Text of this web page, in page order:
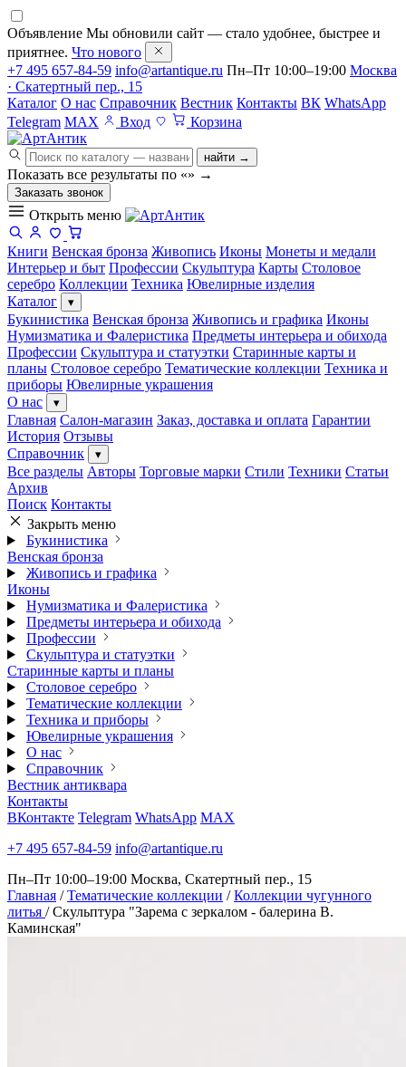
Объявление Мы обновили сайт — стало удобнее, быстрее и
приятнее. Что нового
+7 495 657-84-59 info@artantique.ru Пн–Пт 10:00–19:00 Москва
· Скатертный пер., 15
Каталог О нас Справочник Вестник Контакты ВК WhatsApp
Telegram MAX Вход Корзина
найти →
Показать все результаты по «» →
Заказать звонок
Открыть меню
Книги Венская бронза Живопись Иконы Монеты и медали
Интерьер и быт Профессии Скульптура Карты Столовое
серебро Коллекции Техника Ювелирные изделия
Каталог
▾
Букинистика Венская бронза Живопись и графика Иконы
Нумизматика и Фалеристика Предметы интерьера и обихода
Профессии Скульптура и статуэтки Старинные карты и
планы Столовое серебро Тематические коллекции Техника и
приборы Ювелирные украшения
О нас
▾
Главная Салон-магазин Заказ, доставка и оплата Гарантии
История Отзывы
Справочник
▾
Все разделы Авторы Торговые марки Стили Техники Статьи
Архив
Поиск Контакты
Закрыть меню
Букинистика
Венская бронза
Живопись и графика
Иконы
Нумизматика и Фалеристика
Предметы интерьера и обихода
Профессии
Скульптура и статуэтки
Старинные карты и планы
Столовое серебро
Тематические коллекции
Техника и приборы
Ювелирные украшения
О нас
Справочник
Вестник антиквара
Контакты
ВКонтакте Telegram WhatsApp MAX
+7 495 657-84-59 info@artantique.ru
Пн–Пт 10:00–19:00 Москва, Скатертный пер., 15
Главная / Тематические коллекции / Коллекции чугунного
литья / Скульптура "Зарема с зеркалом - балерина В.
Каминская"